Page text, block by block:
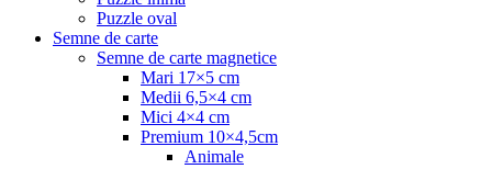
Puzzle oval
Semne de carte
Semne de carte magnetice
Mari 17×5 cm
Medii 6,5×4 cm
Mici 4×4 cm
Premium 10×4,5cm
Animale